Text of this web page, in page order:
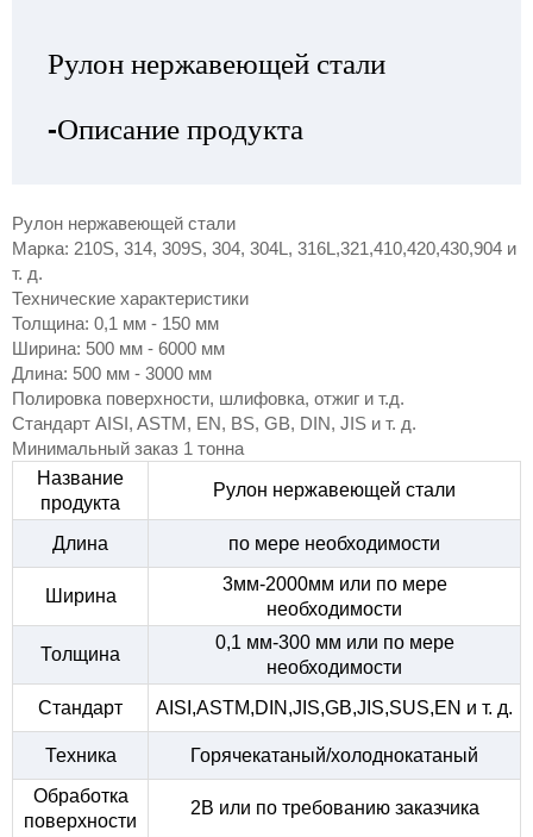
Рулон нержавеющей стали
-Описание продукта
Рулон нержавеющей стали
Марка: 210S, 314, 309S, 304, 304L, 316L,321,410,420,430,904 и
т. д.
Технические характеристики
Толщина: 0,1 мм - 150 мм
Ширина: 500 мм - 6000 мм
Длина: 500 мм - 3000 мм
Полировка поверхности, шлифовка, отжиг и т.д.
Стандарт AISI, ASTM, EN, BS, GB, DIN, JIS и т. д.
Минимальный заказ 1 тонна
Название
продукта
Рулон нержавеющей стали
Длина по мере необходимости
Ширина
3мм-2000мм или по мере
необходимости
Толщина
0,1 мм-300 мм или по мере
необходимости
Стандарт
AISI,ASTM,DIN,JIS,GB,JIS,SUS,EN и т. д.
Техника
Горячекатаный/холоднокатаный
Обработка
поверхности
2B или по требованию заказчика
Рулон нержавеющей стали
—Выставка продукта
Рулон нержавеющей стали
— Заводская мастерская
Рулон нержавеющей стали
-Упаковка продукта